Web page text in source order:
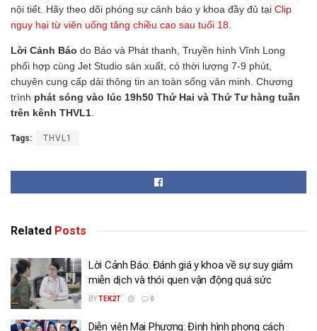
nội tiết. Hãy theo dõi phóng sự cảnh báo y khoa đầy đủ tại Clip
nguy hại từ viên uống tăng chiều cao sau tuổi 18.
Lời Cảnh Báo do Báo và Phát thanh, Truyền hình Vĩnh Long
phối hợp cùng Jet Studio sản xuất, có thời lượng 7-9 phút,
chuyên cung cấp dải thông tin an toàn sống văn minh. Chương
trình phát sóng vào lúc 19h50 Thứ Hai và Thứ Tư hàng tuần
trên kênh THVL1.
Tags: THVL1
Related Posts
Lời Cảnh Báo: Đánh giá y khoa về sự suy giảm
miễn dịch và thói quen vận động quá sức
BYTEK2T 0
Diễn viên Mai Phượng: Định hình phong cách